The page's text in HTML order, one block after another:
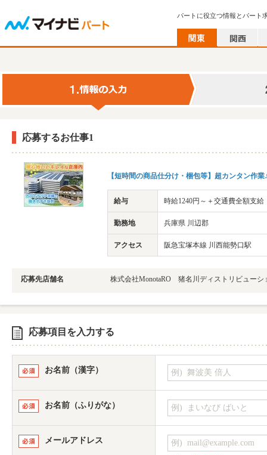
パートに役立つ情報とパート
応募するお仕事1
【短時間の商品仕分け・梱包等】超カンタン
給与 時給1240円～＋交通費全額支給
勤務地 兵庫県 川辺郡
アクセス 阪急宝塚本線 川西能勢口駅
応募先店舗名 株式会社MonotaRO 猪名川ディストリビューシ
応募項目を入力する
お名前（漢字）
お名前（ふりがな）
メールアドレス